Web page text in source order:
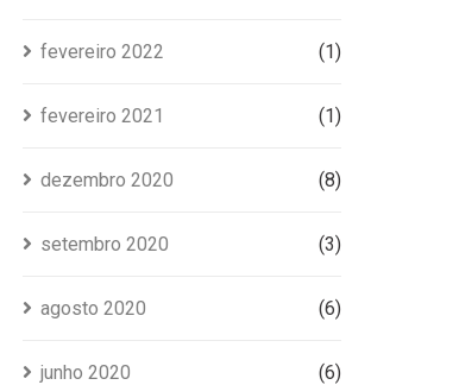
fevereiro 2022 (1)
fevereiro 2021 (1)
dezembro 2020 (8)
setembro 2020 (3)
agosto 2020 (6)
junho 2020 (6)